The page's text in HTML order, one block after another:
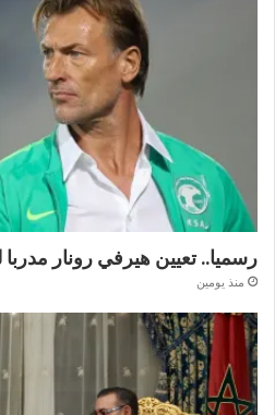
رسميا.. تعيين هيرفي رونار
منذ يومين